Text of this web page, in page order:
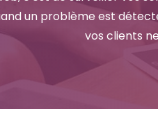
un problème est
vos clients